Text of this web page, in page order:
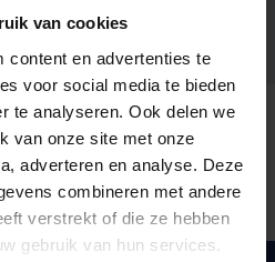
van cookies
content en advertenties te
voor social media te bieden
te analyseren. Ook delen we
van onze site met onze
adverteren en analyse. Deze
combineren met andere
verstrekt of die ze hebben
gebruik van hun services.